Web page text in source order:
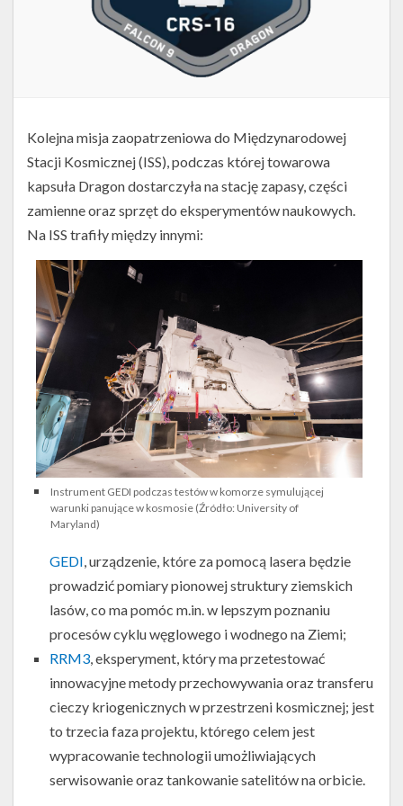
Kolejna misja zaopatrzeniowa do Międzynarodowej
Stacji Kosmicznej (ISS), podczas której towarowa
kapsuła Dragon dostarczyła na stację zapasy, części
zamienne oraz sprzęt do eksperymentów naukowych.
Na ISS trafiły między innymi:
Instrument GEDI podczas testów w komorze symulującej
warunki panujące w kosmosie (Źródło: University of
Maryland)
GEDI , urządzenie, które za pomocą lasera będzie
prowadzić pomiary pionowej struktury ziemskich
lasów, co ma pomóc m.in. w lepszym poznaniu
procesów cyklu węglowego i wodnego na Ziemi;
RRM3 , eksperyment, który ma przetestować
innowacyjne metody przechowywania oraz transferu
cieczy kriogenicznych w przestrzeni kosmicznej; jest
to trzecia faza projektu, którego celem jest
wypracowanie technologii umożliwiających
serwisowanie oraz tankowanie satelitów na orbicie.